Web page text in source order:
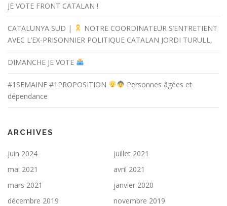
JE VOTE FRONT CATALAN !
CATALUNYA SUD |
NOTRE COORDINATEUR S’ENTRETIENT
AVEC L’EX-PRISONNIER POLITIQUE CATALAN JORDI TURULL,
DIMANCHE JE VOTE
#1SEMAINE #1PROPOSITION
Personnes âgées et
dépendance
ARCHIVES
juin 2024
juillet 2021
mai 2021
avril 2021
mars 2021
janvier 2020
décembre 2019
novembre 2019